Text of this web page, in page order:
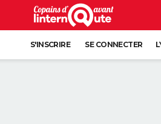
S'INSCRIRE SE CONNECTER